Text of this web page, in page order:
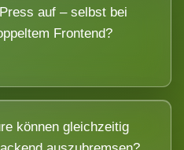
auf – selbst bei
Frontend?
können gleichzeitig